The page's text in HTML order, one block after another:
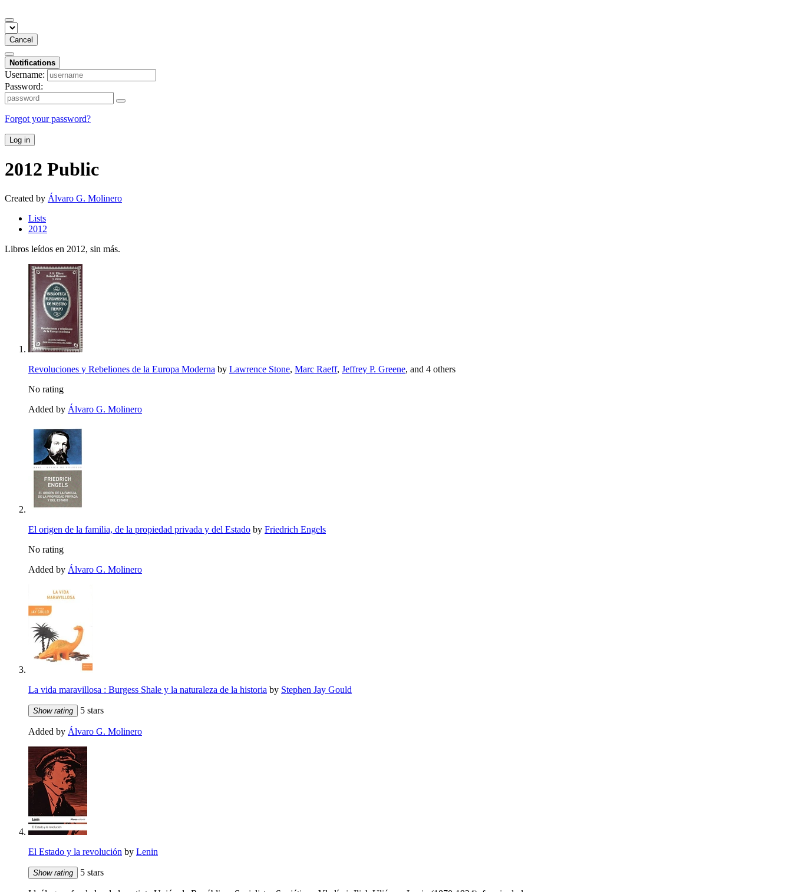
Cancel
Notifications
Username:
Password:
Forgot your password?
Log in
2012 Public
Created by Álvaro G. Molinero
Lists
2012
Libros leídos en 2012, sin más.
Revoluciones y Rebeliones de la Europa Moderna by Lawrence Stone, Marc Raeff, Jeffrey P. Greene, and 4 others
No rating
Added by Álvaro G. Molinero
El origen de la familia, de la propiedad privada y del Estado by Friedrich Engels
No rating
Added by Álvaro G. Molinero
La vida maravillosa : Burgess Shale y la naturaleza de la historia by Stephen Jay Gould
Show rating 5 stars
Added by Álvaro G. Molinero
El Estado y la revolución by Lenin
Show rating 5 stars